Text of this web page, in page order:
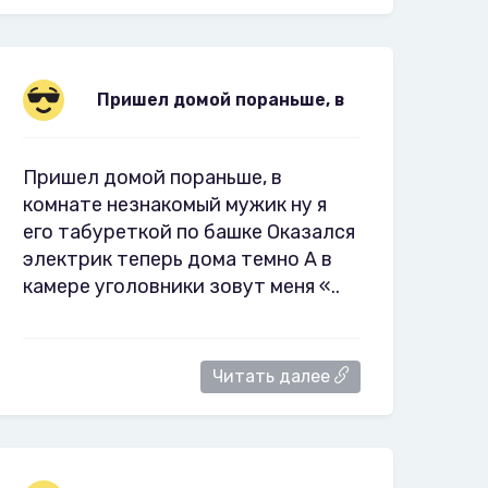
Пришел домой пораньше, в
Пришел домой пораньше, в
комнате незнакомый мужик ну я
его табуреткой по башке Оказался
электрик теперь дома темно А в
камере уголовники зовут меня «..
Читать далее